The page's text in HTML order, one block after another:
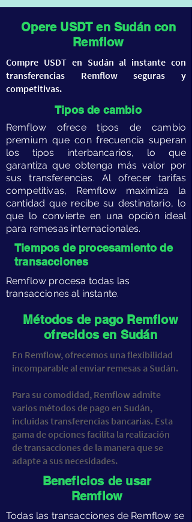
Opere USDT en Sudán con
Remflow
​Compre USDT en Sudán al instante con
transferencias Remflow seguras y
competitivas.
​Tipos de cambio
​Remflow ofrece tipos de cambio
premium que con frecuencia superan
los tipos interbancarios, lo que
garantiza que obtenga más valor por
sus transferencias. Al ofrecer tarifas
competitivas, Remflow maximiza la
cantidad que recibe su destinatario, lo
que lo convierte en una opción ideal
para remesas internacionales.
​Tiempos de procesamiento de
transacciones
​Remflow procesa todas las
transacciones al instante.
​Métodos de pago Remflow
ofrecidos en Sudán
​En Remflow, ofrecemos una flexibilidad
incomparable al enviar remesas a Sudán.
Para su comodidad, Remflow admite
varios métodos de pago en Sudán,
incluidas transferencias bancarias. Esta
gama de opciones facilita la realización
de transacciones de la manera que se
adapte a sus necesidades.
​Beneficios de usar
Remflow
Todas las transacciones de Remflow se